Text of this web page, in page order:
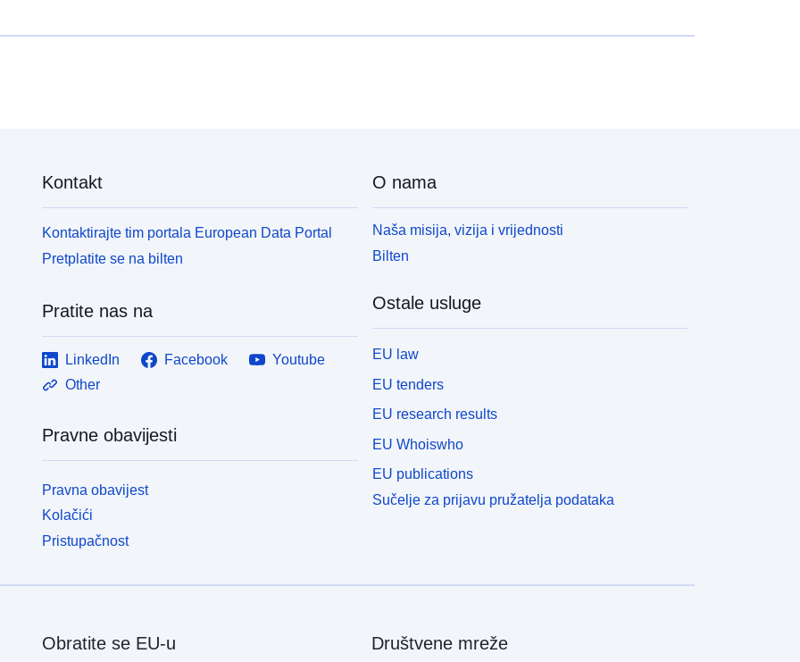
Kontakt
Kontaktirajte tim portala European Data Portal
Pretplatite se na bilten
Pratite nas na
LinkedIn Facebook
Youtube
Other
Pravne obavijesti
Pravna obavijest
Kolačići
Pristupačnost
O nama
Naša misija, vizija i vrijednosti
Bilten
Ostale usluge
EU law
EU tenders
EU research results
EU Whoiswho
EU publications
Sučelje za prijavu pružatelja podataka
Obratite se EU-u Društvene mreže